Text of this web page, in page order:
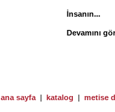
İnsanın...
Devamını
ana sayfa | katalog | metise